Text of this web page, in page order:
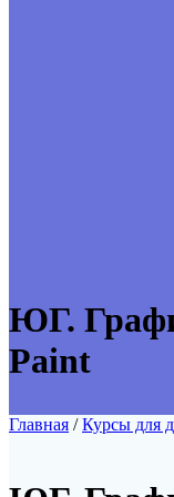
ЮГ.
Paint
Главная /Курсы для